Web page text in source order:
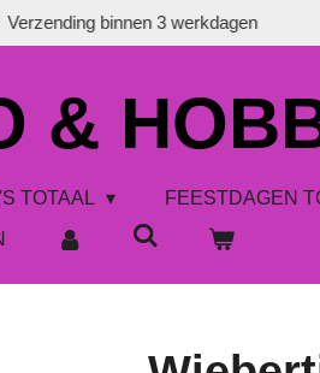
Verzending binnen 3 werkdagen
&
TOTAAL FEESTDAGEN